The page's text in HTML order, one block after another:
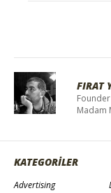
FIRAT
Madam
KATEGORİLER
Advertising